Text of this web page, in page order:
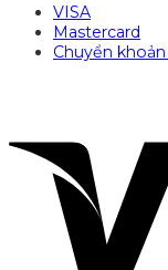
VISA
Mastercard
Chuyển